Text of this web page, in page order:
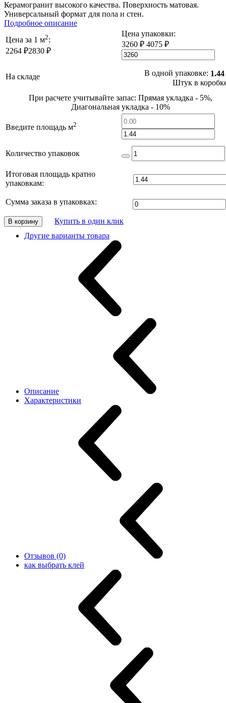
Керамогранит высокого качества. Поверхность матовая.
Универсальный формат для пола и стен.
Подробное описание
Цена за 1 м2:
2264 ₽2830 ₽
Цена упаковки:
3260 ₽ 4075 ₽
На складе В одной упаковке:
Штук в
При расчете учитывайте запас: Прямая укладка - 5%,
Диагональная укладка - 10%
Введите площадь м2
Количество упаковок
Итоговая площадь кратно
упаковкам:
Сумма заказа в упаковках:
В корзину
Купить в один клик
Другие варианты товара
Описание
Характеристики
Отзывов (0)
как выбрать клей